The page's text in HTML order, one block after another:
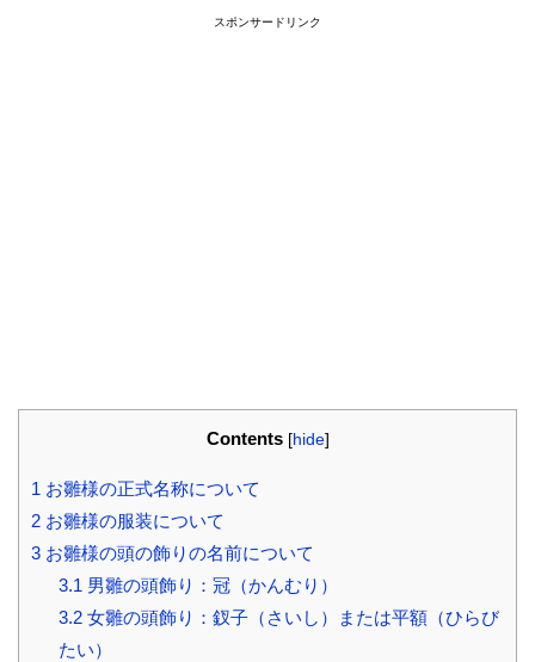
スポンサードリンク
Contents [hide]
1 お雛様の正式名称について
2 お雛様の服装について
3 お雛様の頭の飾りの名前について
3.1 男雛の頭飾り：冠（かんむり）
3.2女雛の頭飾り：釵子（さいし）または平額（ひらび
たい）